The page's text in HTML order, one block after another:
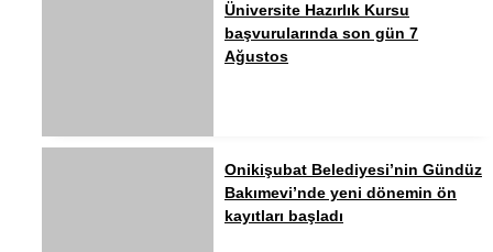
Üniversite Hazırlık Kursu
başvurularında son gün 7
Ağustos
Onikişubat Belediyesi’nin Gündüz
Bakımevi’nde yeni dönemin ön
kayıtları başladı